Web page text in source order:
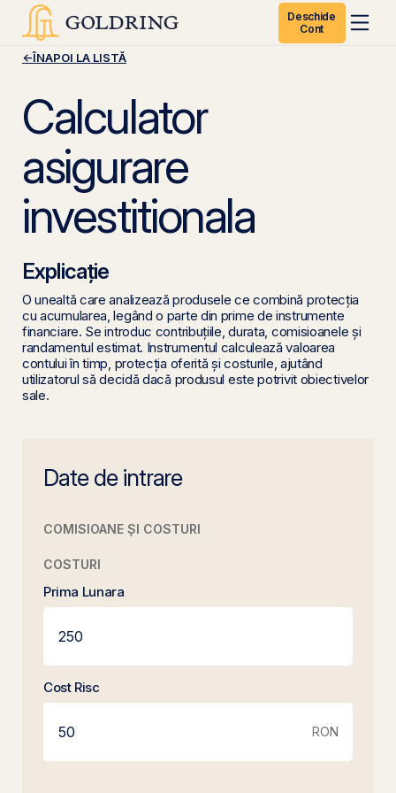
Deschide
Cont
←ÎNAPOI LA LISTĂ
Calculator
asigurare
investitionala
Explicație
O unealtă care analizează produsele ce combină protecția
cu acumularea, legând o parte din prime de instrumente
financiare. Se introduc contribuțiile, durata, comisioanele și
randamentul estimat. Instrumentul calculează valoarea
contului în timp, protecția oferită și costurile, ajutând
utilizatorul să decidă dacă produsul este potrivit obiectivelor
sale.
Date de intrare
COMISIOANE ȘI COSTURI
COSTURI
Prima Lunara
Cost Risc
RON